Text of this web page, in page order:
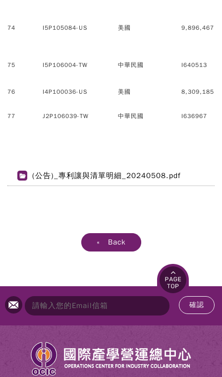
74 I5P105084-US 美國 9,896,467
75 I5P106004-TW 中華民國 I640513
76 I4P100036-US 美國 8,309,185
77 J2P106039-TW 中華民國 I636967
(公告)_專利讓與清單明細_20240508.pdf
« Back
確認